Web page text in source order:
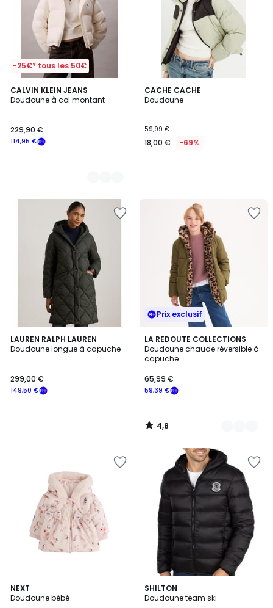
-25€* tous les 50€
CALVIN KLEIN JEANS
Doudoune à col montant
114,95 €
229,90 €
2
Couleurs
CACHE CACHE
Doudoune
59,99 €
18,00 € -69%
LAUREN RALPH LAUREN
Doudoune longue à capuche
149,50 €
299,00 €
Prix exclusif
LA REDOUTE COLLECTIONS
Doudoune chaude réversible à
capuche
59,39 €
65,99 €
4,8
/ 5
2
Couleurs
4,8
/
NEXT
Doudoune bébé
2
Couleurs
SHILTON
Doudoune team ski